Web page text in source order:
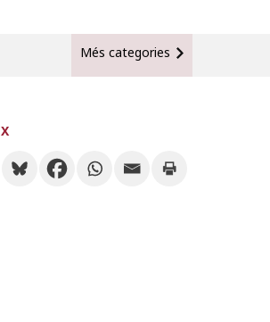
Més categories